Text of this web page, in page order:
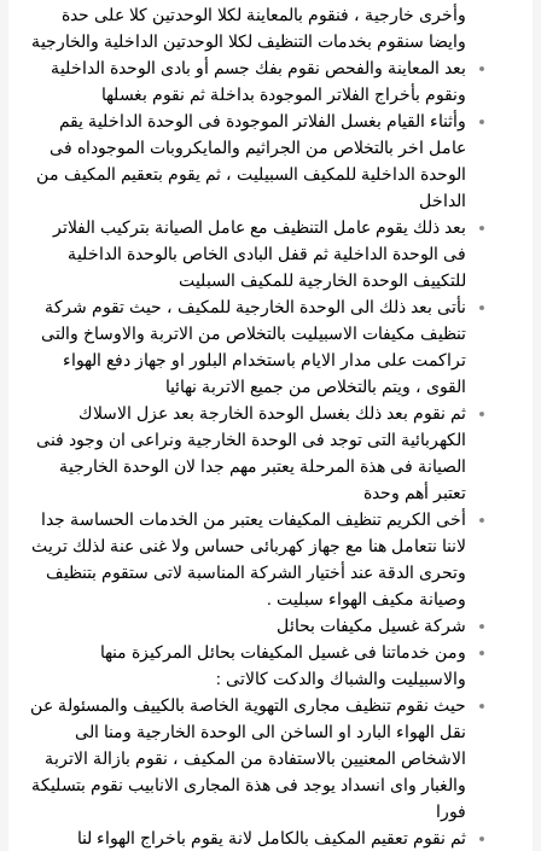
وأخرى خارجية ، فنقوم بالمعاينة لكلا الوحدتين كلا على حدة
وايضا سنقوم بخدمات التنظيف لكلا الوحدتين الداخلية والخارجية
بعد المعاينة والفحص نقوم بفك جسم أو بادى الوحدة الداخلية
ونقوم بأخراج الفلاتر الموجودة بداخلة ثم نقوم بغسلها
وأثناء القيام بغسل الفلاتر الموجودة فى الوحدة الداخلية يقم
عامل اخر بالتخلاص من الجراثيم والمايكروبات الموجوداه فى
الوحدة الداخلية للمكيف السبيليت ، ثم يقوم بتعقيم المكيف من
الداخل
بعد ذلك يقوم عامل التنظيف مع عامل الصيانة بتركيب الفلاتر
فى الوحدة الداخلية ثم قفل البادى الخاص بالوحدة الداخلية
للتكييف الوحدة الخارجية للمكيف السبليت
نأتى بعد ذلك الى الوحدة الخارجية للمكيف ، حيث تقوم شركة
تنظيف مكيفات الاسبيليت بالتخلاص من الاتربة والاوساخ والتى
تراكمت على مدار الايام باستخدام البلور او جهاز دفع الهواء
القوى ، ويتم بالتخلاص من جميع الاتربة نهائيا
ثم نقوم بعد ذلك بغسل الوحدة الخارجة بعد عزل الاسلاك
الكهربائية التى توجد فى الوحدة الخارجية ونراعى ان وجود فنى
الصيانة فى هذة المرحلة يعتبر مهم جدا لان الوحدة الخارجية
تعتبر أهم وحدة
أخى الكريم تنظيف المكيفات يعتبر من الخدمات الحساسة جدا
لاننا نتعامل هنا مع جهاز كهربائى حساس ولا غنى عنة لذلك تريث
وتحرى الدقة عند أختيار الشركة المناسبة لاتى ستقوم بتنظيف
وصيانة مكيف الهواء سبليت .
شركة غسيل مكيفات بحائل
ومن خدماتنا فى غسيل المكيفات بحائل المركيزة منها
والاسبيليت والشباك والدكت كالاتى :
حيث نقوم تنظيف مجارى التهوية الخاصة بالكييف والمسئولة عن
نقل الهواء البارد او الساخن الى الوحدة الخارجية ومنا الى
الاشخاص المعنيين بالاستفادة من المكيف ، نقوم بازالة الاتربة
والغبار واى انسداد يوجد فى هذة المجارى الانابيب نقوم بتسليكة
فورا
ثم نقوم تعقيم المكيف بالكامل لانة يقوم باخراج الهواء لنا